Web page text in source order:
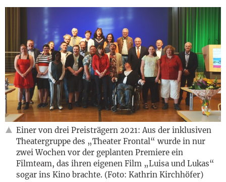
Einer von drei Preisträgern 2021: Aus der inklusiven
Theatergruppe des „Theater Frontal“ wurde in nur
zwei Wochen vor der geplanten Premiere ein
Filmteam, das ihren eigenen Film „Luisa und Lukas“
sogar ins Kino brachte. (Foto: Kathrin Kirchhöfer)